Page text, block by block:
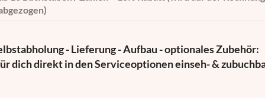
- Lieferung - Aufbau - optionales Zubehör:
dich direkt in den Serviceoptionen einseh- &